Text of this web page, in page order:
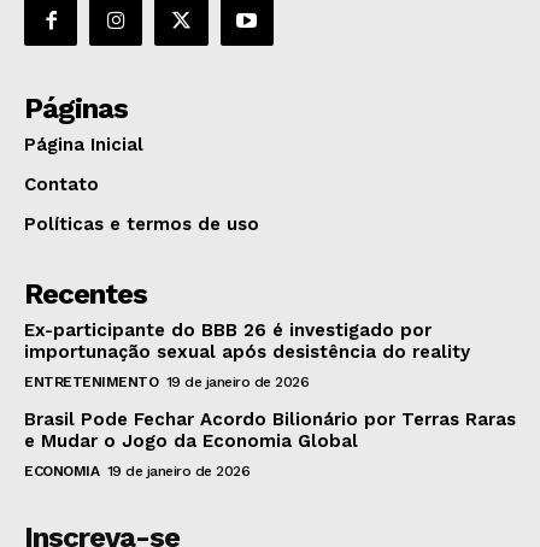
Páginas
Página Inicial
Contato
Políticas e termos de uso
Recentes
Ex-participante do BBB 26 é investigado por
importunação sexual após desistência do reality
ENTRETENIMENTO 19 de janeiro de 2026
Brasil Pode Fechar Acordo Bilionário por Terras Raras
e Mudar o Jogo da Economia Global
ECONOMIA 19 de janeiro de 2026
Inscreva-se